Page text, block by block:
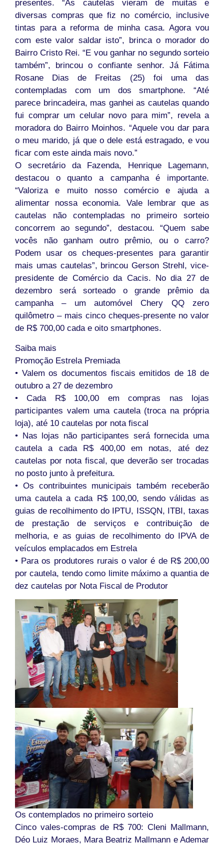
presentes. “As cautelas vieram de muitas e
diversas compras que fiz no comércio, inclusive
tintas para a reforma de minha casa. Agora vou
com este valor saldar isto”, brinca o morador do
Bairro Cristo Rei. “E vou ganhar no segundo sorteio
também”, brincou o confiante senhor. Já Fátima
Rosane Dias de Freitas (25) foi uma das
contempladas com um dos smartphone. “Até
parece brincadeira, mas ganhei as cautelas quando
fui comprar um celular novo para mim”, revela a
moradora do Bairro Moinhos. “Aquele vou dar para
o meu marido, já que o dele está estragado, e vou
ficar com este ainda mais novo.”
O secretário da Fazenda, Henrique Lagemann,
destacou o quanto a campanha é importante.
“Valoriza e muito nosso comércio e ajuda a
alimentar nossa economia. Vale lembrar que as
cautelas não contempladas no primeiro sorteio
concorrem ao segundo”, destacou. “Quem sabe
vocês não ganham outro prêmio, ou o carro?
Podem usar os cheques-presentes para garantir
mais umas cautelas”, brincou Gerson Strehl, vice-
presidente de Comércio da Cacis. No dia 27 de
dezembro será sorteado o grande prêmio da
campanha – um automóvel Chery QQ zero
quilômetro – mais cinco cheques-presente no valor
de R$ 700,00 cada e oito smartphones.
Saiba mais
Promoção Estrela Premiada
• Valem os documentos fiscais emitidos de 18 de
outubro a 27 de dezembro
• Cada R$ 100,00 em compras nas lojas
participantes valem uma cautela (troca na própria
loja), até 10 cautelas por nota fiscal
• Nas lojas não participantes será fornecida uma
cautela a cada R$ 400,00 em notas, até dez
cautelas por nota fiscal, que deverão ser trocadas
no posto junto à prefeitura.
• Os contribuintes municipais também receberão
uma cautela a cada R$ 100,00, sendo válidas as
guias de recolhimento do IPTU, ISSQN, ITBI, taxas
de prestação de serviços e contribuição de
melhoria, e as guias de recolhimento do IPVA de
veículos emplacados em Estrela
• Para os produtores rurais o valor é de R$ 200,00
por cautela, tendo como limite máximo a quantia de
dez cautelas por Nota Fiscal de Produtor
Os contemplados no primeiro sorteio
Cinco vales-compras de R$ 700: Cleni Mallmann,
Déo Luiz Moraes, Mara Beatriz Mallmann e Ademar